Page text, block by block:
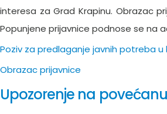
interesa za Grad Krapinu. Obrazac
Popunjene prijavnice podnose se na
Poziv za predlaganje javnih potreba u
Obrazac prijavnice
Upozorenje na